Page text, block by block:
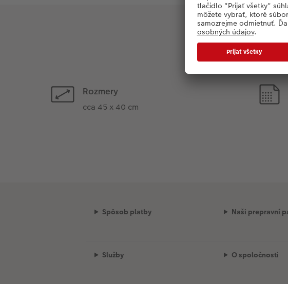
Rozmery
cca 45 x 40 cm
Spôsob platby Naši prepravní
Služby O spoločnosti